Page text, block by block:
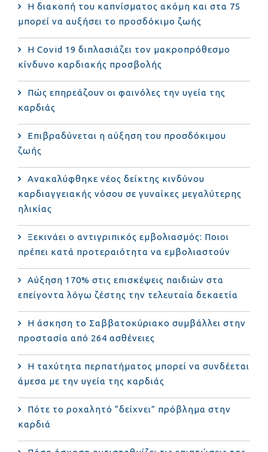
Η διακοπή του καπνίσματος ακόμη και στα 75
μπορεί να αυξήσει το προσδόκιμο ζωής
Η Covid 19 διπλασιάζει τον μακροπρόθεσμο
κίνδυνο καρδιακής προσβολής
Πώς επηρεάζουν οι φαινόλες την υγεία της
καρδιάς
Επιβραδύνεται η αύξηση του προσδόκιμου
ζωής
Ανακαλύφθηκε νέος δείκτης κινδύνου
καρδιαγγειακής νόσου σε γυναίκες μεγαλύτερης
ηλικίας
Ξεκινάει ο αντιγριπικός εμβολιασμός: Ποιοι
πρέπει κατά προτεραιότητα να εμβολιαστούν
Αύξηση 170% στις επισκέψεις παιδιών στα
επείγοντα λόγω ζέστης την τελευταία δεκαετία
Η άσκηση το Σαββατοκύριακο συμβάλλει στην
προστασία από 264 ασθένειες
Η ταχύτητα περπατήματος μπορεί να συνδέεται
άμεσα με την υγεία της καρδιάς
Πότε το ροχαλητό “δείχνει” πρόβλημα στην
καρδιά